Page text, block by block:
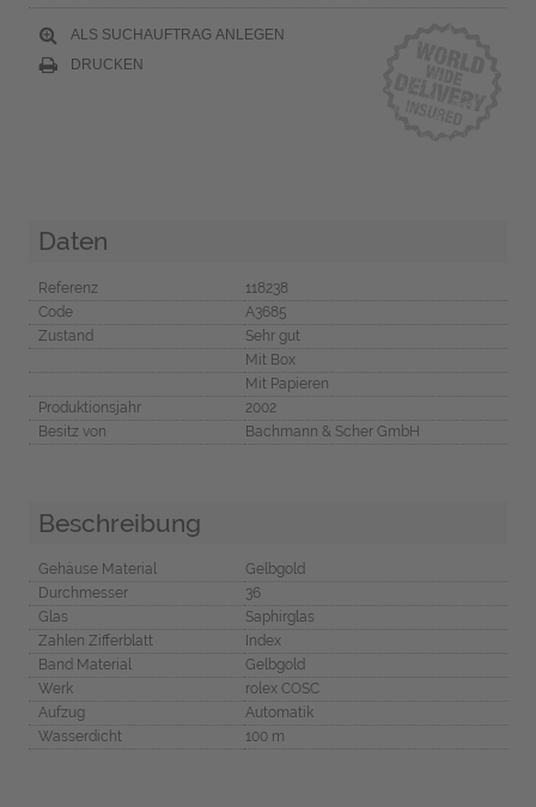
ALS SUCHAUFTRAG ANLEGEN
DRUCKEN
Daten
Referenz
118238
Code
A3685
Zustand
Sehr gut
Mit Box
Mit Papieren
Produktionsjahr
2002
Besitz von
Bachmann & Scher GmbH
Beschreibung
Gehäuse Material
Gelbgold
Durchmesser
36
Glas
Saphirglas
Zahlen Zifferblatt
Index
Band Material
Gelbgold
Werk
rolex COSC
Aufzug
Automatik
Wasserdicht
100 m